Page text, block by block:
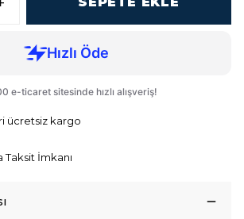
ücretsiz kargo
Taksit İmkanı